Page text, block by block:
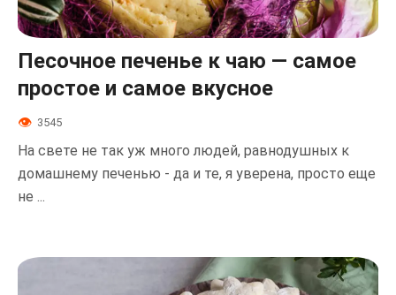
Песочное печенье к чаю — самое
простое и самое вкусное
3545
На свете не так уж много людей, равнодушных к
домашнему печенью - да и те, я уверена, просто еще
не ...